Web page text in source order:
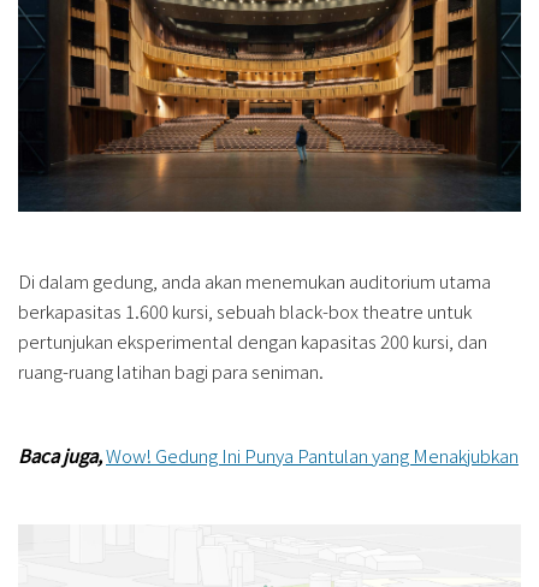
Di dalam gedung, anda akan menemukan auditorium utama
berkapasitas 1.600 kursi, sebuah black-box theatre untuk
pertunjukan eksperimental dengan kapasitas 200 kursi, dan
ruang-ruang latihan bagi para seniman.
Baca juga,Wow! Gedung Ini Punya Pantulan yang Menakjubkan